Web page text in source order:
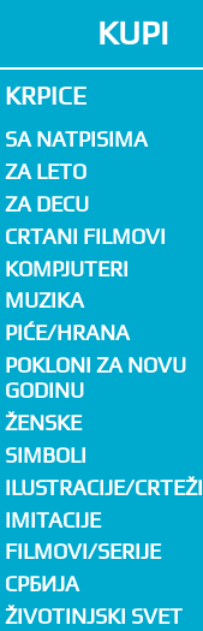
KUPI
KRPICE
SA NATPISIMA
ZA LETO
ZA DECU
CRTANI FILMOVI
KOMPJUTERI
MUZIKA
PIĆE/HRANA
POKLONI ZA NOVU
GODINU
ŽENSKE
SIMBOLI
ILUSTRACIJE/CRTEŽI
IMITACIJE
FILMOVI/SERIJE
СРБИЈА
ŽIVOTINJSKI SVET